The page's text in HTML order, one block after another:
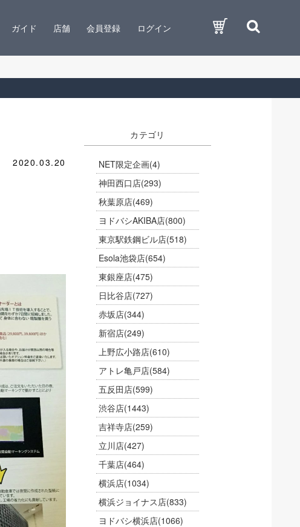
ガイド 店舗 会員登録 ログイン
2020.03.20
カテゴリ
NET限定企画(4)
神田西口店(293)
秋葉原店(469)
ヨドバシAKIBA店(800)
東京駅鉄鋼ビル店(518)
Esola池袋店(654)
東銀座店(475)
日比谷店(727)
赤坂店(344)
新宿店(249)
上野広小路店(610)
アトレ亀戸店(584)
五反田店(599)
渋谷店(1443)
吉祥寺店(259)
立川店(427)
千葉店(464)
横浜店(1034)
横浜ジョイナス店(833)
ヨドバシ横浜店(1066)